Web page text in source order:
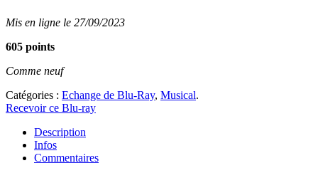
Mis en ligne le 27/09/2023
605 points
Comme neuf
Catégories : Echange de Blu-Ray, Musical.
Recevoir ce Blu-ray
Description
Infos
Commentaires